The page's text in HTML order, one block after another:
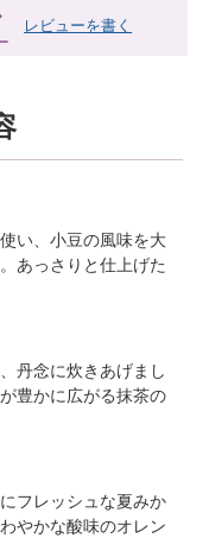
レビューを書く
い、小豆の風味を大
あっさりと仕上げた
丹念に炊きあげまし
豊かに広がる抹茶の
フレッシュな夏みか
やかな酸味のオレン